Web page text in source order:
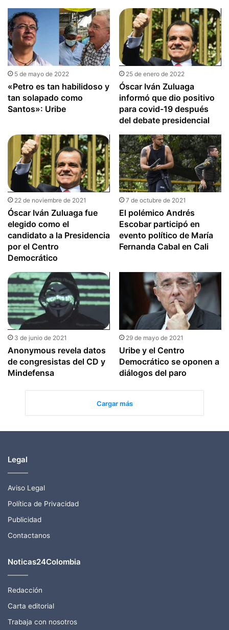
5 de mayo de 2022
«Petro es tan habilidoso y
tan solapado como
Santos»: Uribe
25 de enero de 2022
Óscar Iván Zuluaga
informó que dio positivo
para covid-19 después
del debate presidencial
22 de noviembre de 2021
Óscar Iván Zuluaga fue
elegido como el
candidato a la Presidencia
por el Centro
Democrático
7 de octubre de 2021
El polémico Andrés
Escobar participó en
evento político de María
Fernanda Cabal en Cali
3 de junio de 2021
Anonymous revela datos
de congresistas del CD y
Mindefensa
29 de mayo de 2021
Uribe y el Centro
Democrático se oponen a
diálogos del paro
Cargar más
Legal
Aviso Legal
Política de Privacidad
Publicidad
Contactanos
Noticas24Colombia
Redacción
Carta editorial
Trabaja con nosotros